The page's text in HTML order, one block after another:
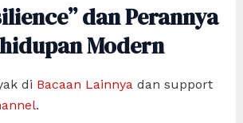
dan Perannya
Modern
di Bacaan Lainnyadan support
.